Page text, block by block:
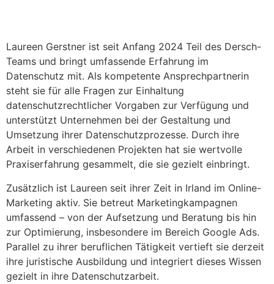
Laureen Gerstner ist seit Anfang 2024 Teil des Dersch-
Teams und bringt umfassende Erfahrung im
Datenschutz mit. Als kompetente Ansprechpartnerin
steht sie für alle Fragen zur Einhaltung
datenschutzrechtlicher Vorgaben zur Verfügung und
unterstützt Unternehmen bei der Gestaltung und
Umsetzung ihrer Datenschutzprozesse. Durch ihre
Arbeit in verschiedenen Projekten hat sie wertvolle
Praxiserfahrung gesammelt, die sie gezielt einbringt.
Zusätzlich ist Laureen seit ihrer Zeit in Irland im Online-
Marketing aktiv. Sie betreut Marketingkampagnen
umfassend – von der Aufsetzung und Beratung bis hin
zur Optimierung, insbesondere im Bereich Google Ads.
Parallel zu ihrer beruflichen Tätigkeit vertieft sie derzeit
ihre juristische Ausbildung und integriert dieses Wissen
gezielt in ihre Datenschutzarbeit.